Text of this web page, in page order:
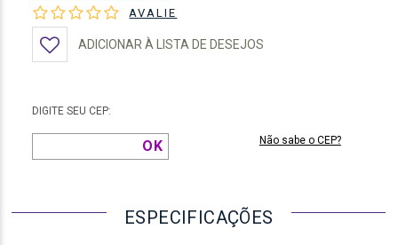
AVALIE
ADICIONAR À LISTA DE DESEJOS
DIGITE SEU CEP:
Não sabe o CEP?
ESPECIFICAÇÕES